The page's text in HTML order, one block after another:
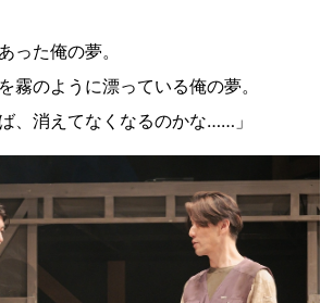
った俺の夢。
霧のように漂っている俺の夢。
、消えてなくなるのかな……」